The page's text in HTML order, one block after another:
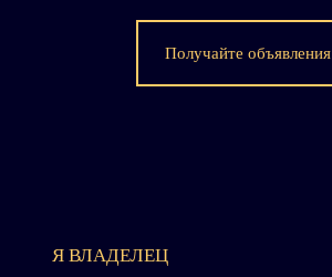
Получайте объявления
Я ВЛАДЕЛЕЦ